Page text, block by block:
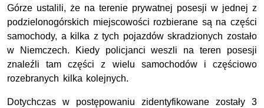
Górze ustalili, że na terenie prywatnej posesji w jednej z
podzielonogórskich miejscowości rozbierane są na części
samochody, a kilka z tych pojazdów skradzionych zostało
w Niemczech. Kiedy policjanci weszli na teren posesji
znaleźli tam części z wielu samochodów i częściowo
rozebranych kilka kolejnych.
Dotychczas w postępowaniu zidentyfikowane zostały 3